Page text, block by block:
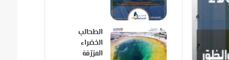
الطحالب
الخضراء
المزرّقة